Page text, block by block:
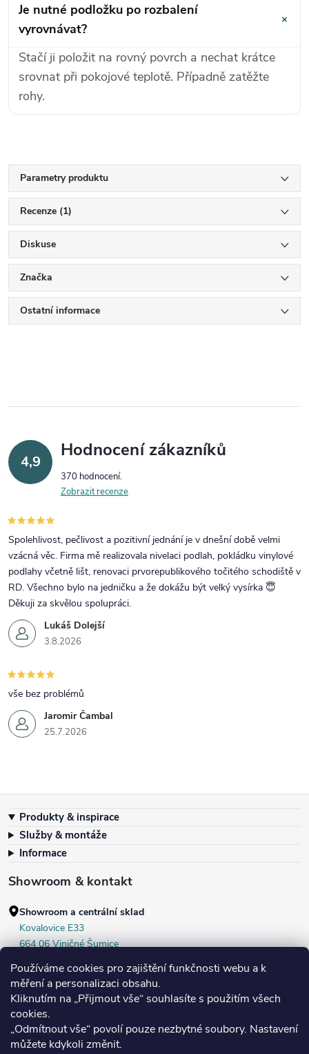
Používáme cookies pro zajištění funkčnosti webu a k
měření a personalizaci obsahu.
Kliknutím na „Přijmout vše“ souhlasíte s použitím všech
cookies.
„Odmítnout vše“ povolí pouze nezbytné soubory. Nastavení
můžete kdykoli změnit.
Je nutné podložku po rozbalení
vyrovnávat?
+
Stačí ji položit na rovný povrch a nechat krátce
srovnat při pokojové teplotě. Případně zatěžte
rohy.
Parametry produktu
Recenze (1)
Diskuse
Značka
Ostatní informace
4,9
Hodnocení zákazníků
370 hodnocení
Zobrazit recenze
Lukáš Dolejší
3.8.2026
Spolehlivost, pečlivost a pozitivní jednání je v dnešní době velmi
vzácná věc. Firma mě realizovala nivelaci podlah, pokládku vinylové
podlahy včetně lišt, renovaci prvorepublikového točitého schodiště v
RD. Všechno bylo na jedničku a že dokážu být velký vysírka 😇
Děkuji za skvělou spolupráci.
Jaromir Čambal
25.7.2026
vše bez problémů
Produkty & inspirace
Služby & montáže
Informace
Showroom & kontakt
Showroom a centrální sklad
Kovalovice E33
664 06 Viničné Šumice
+420 604 536 499
Po–Pá:7:30–16:00
Středa:
Sobota:8:00–10:00